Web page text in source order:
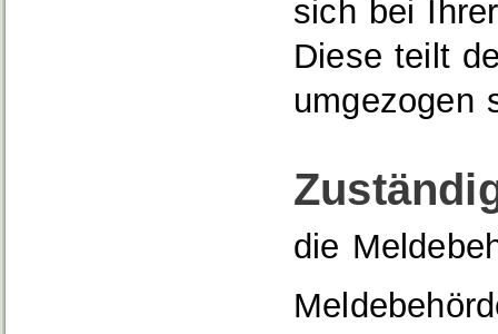
sich bei
Diese teilt
umgezogen
die